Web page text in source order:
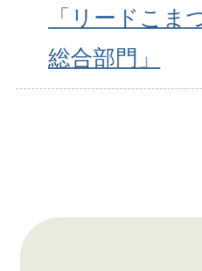
「リードこま
総合部門」